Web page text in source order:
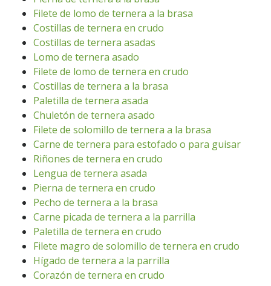
Filete de lomo de ternera a la brasa
Costillas de ternera en crudo
Costillas de ternera asadas
Lomo de ternera asado
Filete de lomo de ternera en crudo
Costillas de ternera a la brasa
Paletilla de ternera asada
Chuletón de ternera asado
Filete de solomillo de ternera a la brasa
Carne de ternera para estofado o para guisar
Riñones de ternera en crudo
Lengua de ternera asada
Pierna de ternera en crudo
Pecho de ternera a la brasa
Carne picada de ternera a la parrilla
Paletilla de ternera en crudo
Filete magro de solomillo de ternera en crudo
Hígado de ternera a la parrilla
Corazón de ternera en crudo